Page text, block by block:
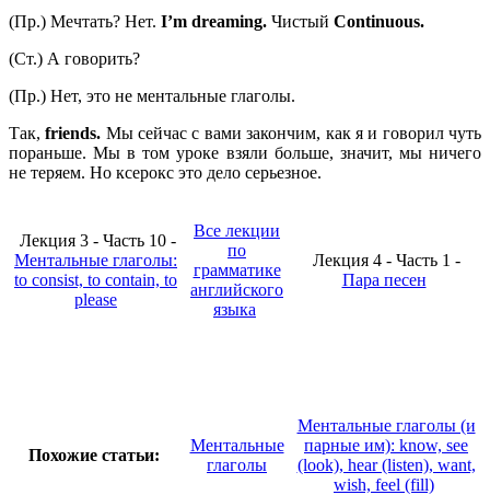
(Пр.) Мечтать? Нет. I’m dreaming. Чистый Continuous.
(Ст.) А говорить?
(Пр.) Нет, это не ментальные глаголы.
Так,friends. Мы сейчас с вами закончим, как я и говорил чуть
пораньше. Мы в том уроке взяли больше, значит, мы ничего
не теряем. Но ксерокс это дело серьезное.
Лекция 3 - Часть 10 -
Ментальные глаголы:
to consist, to contain, to
please
Все лекции
по
грамматике
английского
языка
Лекция 4 - Часть 1 -
Пара песен
Похожие статьи:
Ментальные
глаголы
Ментальные глаголы (и
парные им): know, see
(look), hear (listen), want,
wish, feel (fill)